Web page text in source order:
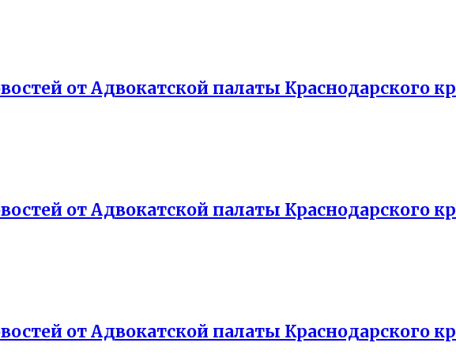
от Адвокатской палаты Краснодарского
от Адвокатской палаты Краснодарского
от Адвокатской палаты Краснодарского